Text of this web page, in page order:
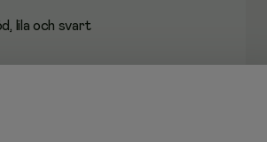
lila och svart